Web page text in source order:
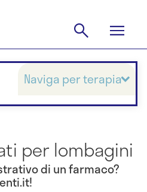
per lombagini
di un farmaco?
Naviga per terapia